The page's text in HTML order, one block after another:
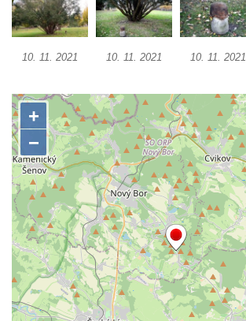
Lavička Kůň Převalského v ZOO Hluboká
Socha Roháč v ZOO Hluboká
Socha Mystik v ZOO Hluboká
Reliéf Rodina a práce na budově záložny
čp. 69/1 v Českých Budějovicích
Socha Jana Valeria Jirsíka u Černé věže v
Českých Budějovicích
Socha Krista klesajícího pod křížem u
kostela svatého Mikuláše v Českých
Budějovicích
Socha svatého Jana Nepomuckého u
10. 11. 2021 10. 11. 2021 10. 11. 2021